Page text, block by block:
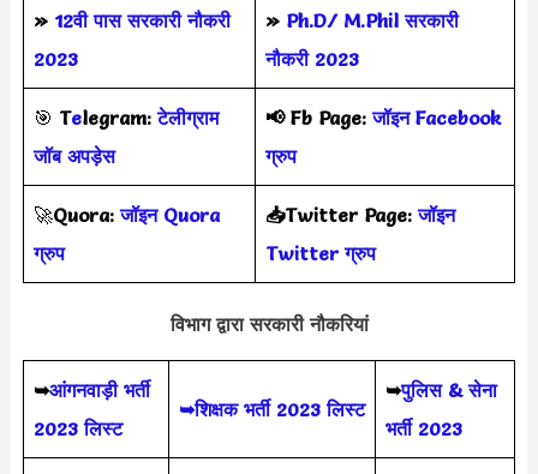
» 12वी पास सरकारी नौकरी
2023
» Ph.D/ M.Phil सरकारी
नौकरी 2023
🎯 Telegram: टेलीग्राम
जॉब अपड़ेस
📢 Fb Page:जॉइन Facebook
ग्रुप
🚀Quora:जॉइन Quora
ग्रुप
📥Twitter Page:जॉइन
Twitter ग्रुप
विभाग द्वारा सरकारी नौकरियां
➥आंगनवाड़ी भर्ती
2023 लिस्ट
➥शिक्षक भर्ती 2023 लिस्ट
➥पुलिस & सेना
भर्ती 2023